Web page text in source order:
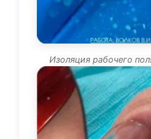
Изоляция рабочего